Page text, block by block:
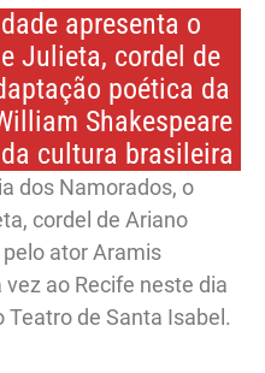
apresenta o
Julieta, cordel de
poética da
Shakespeare
cultura brasileira
dos Namorados, o
cordel de Ariano
ator Aramis
ao Recife neste dia
Teatro de Santa Isabel.